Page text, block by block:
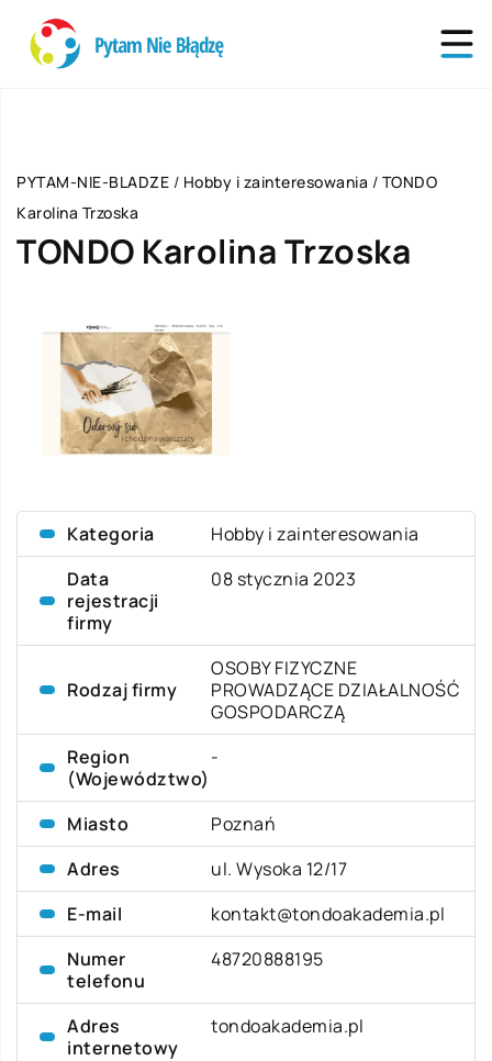
PYTAM-NIE-BLADZE / Hobby i zainteresowania / TONDO
Karolina Trzoska
TONDO Karolina Trzoska
Kategoria
Hobby i zainteresowania
Data
rejestracji
firmy
08 stycznia 2023
Rodzaj firmy
OSOBY FIZYCZNE
PROWADZĄCE DZIAŁALNOŚĆ
GOSPODARCZĄ
Region
(Województwo)
-
Miasto
Poznań
Adres
ul. Wysoka 12/17
E-mail
kontakt@tondoakademia.pl
Numer
telefonu
48720888195
Adres
internetowy
tondoakademia.pl